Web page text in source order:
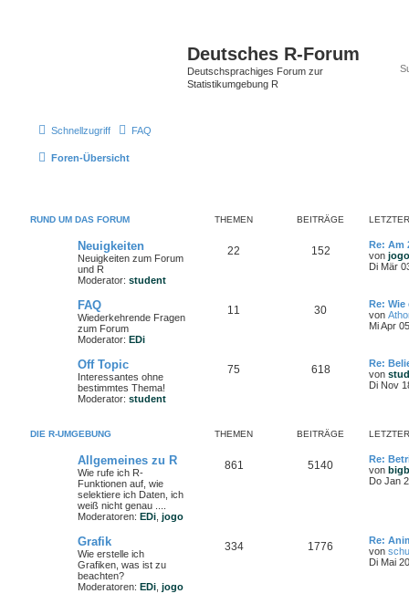
Deutsches R-Forum
Deutschsprachiges Forum zur
Statistikumgebung R
Schnellzugriff FAQ
Foren-Übersicht
RUND UM DAS FORUM THEMEN BEITRÄGE
Neuigkeiten
Neuigkeiten zum Forum
und R
Moderator: student
22 152
Re: Am
von jogo
Di Mär
FAQ
Wiederkehrende Fragen
zum Forum
Moderator: EDi
11 30
Re:
von
Mi Apr
Off Topic
Interessantes ohne
bestimmtes Thema!
Moderator: student
75 618
Re:
von
Di Nov
DIE R-UMGEBUNG THEMEN BEITRÄGE
Allgemeines zu R
Wie rufe ich R-
Funktionen auf, wie
selektiere ich Daten, ich
weiß nicht genau ....
Moderatoren: EDi jogo
861 5140
Re:
von
Do Jan
Grafik
Wie erstelle ich
Grafiken, was ist zu
beachten?
Moderatoren: EDi jogo
334 1776
Re:
von
Di Mai